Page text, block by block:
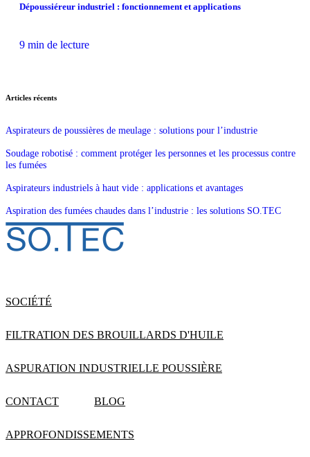
Dépoussiéreur industriel : fonctionnement et applications
9 min de lecture
Articles récents
Aspirateurs de poussières de meulage : solutions pour l’industrie
Soudage robotisé : comment protéger les personnes et les processus contre
les fumées
Aspirateurs industriels à haut vide : applications et avantages
Aspiration des fumées chaudes dans l’industrie : les solutions SO.TEC
SOCIÉTÉ
FILTRATION DES BROUILLARDS D'HUILE
ASPURATION INDUSTRIELLE POUSSIÈRE
CONTACT BLOG
APPROFONDISSEMENTS